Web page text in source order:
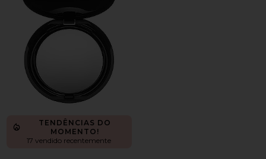
TENDÊNCIAS DO
MOMENTO!
17 vendido recentemente